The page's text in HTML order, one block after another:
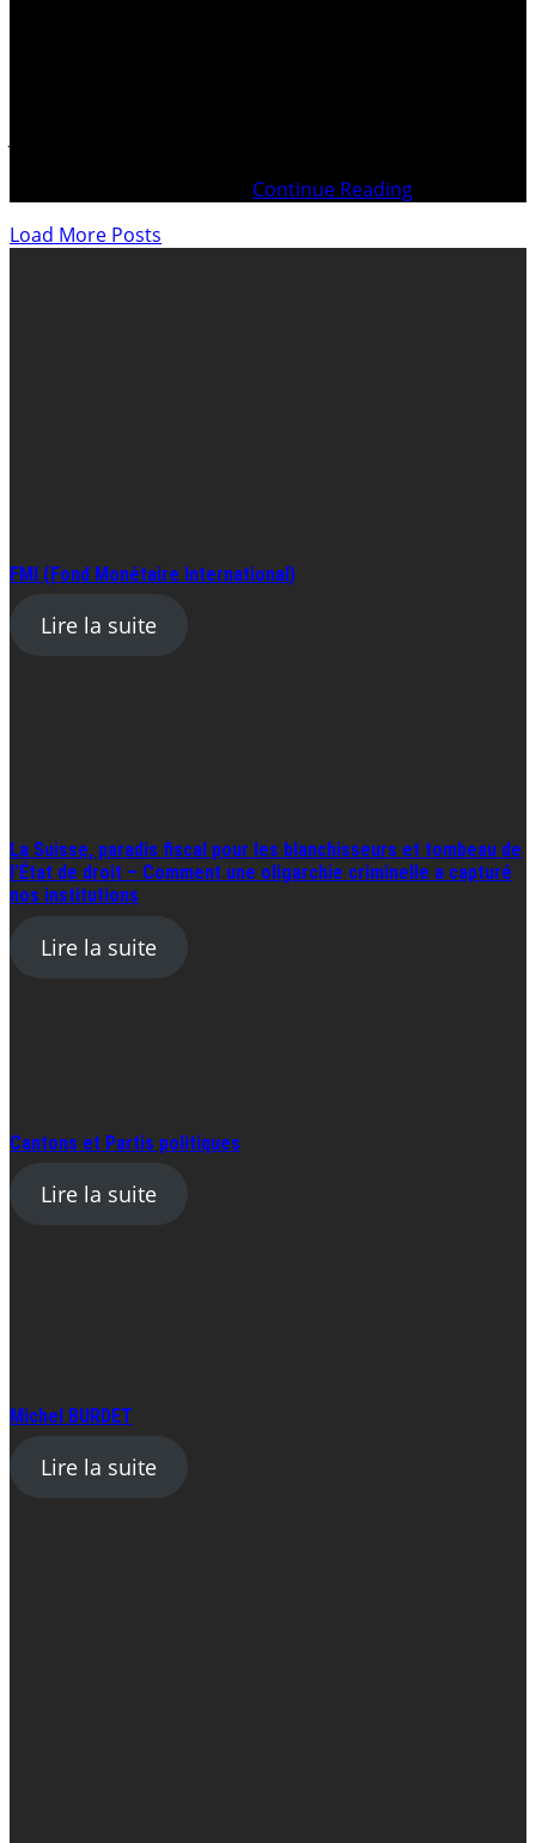
Continue Reading
Load More Posts
FMI (Fond Monétaire International)
Lire la suite
La Suisse, paradis fiscal pour les blanchisseurs et tombeau de
l’État de droit – Comment une oligarchie criminelle a capturé
nos institutions
Lire la suite
Cantons et Partis politiques
Lire la suite
Michel BURDET
Lire la suite